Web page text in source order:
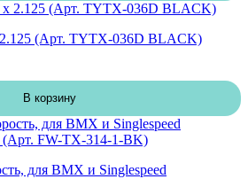
(Арт. TYTX-036D BLACK)
В корзину
для BMX и Singlespeed